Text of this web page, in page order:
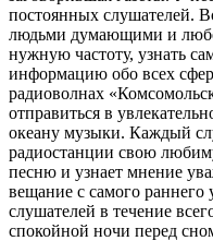
постоянных слушателей.
людьми думающими и
нужную частоту, узнать
информацию обо всех
радиоволнах
отправиться в
океану музыки. Каждый
радиостанции свою
песню и узнает мнение
вещание с самого раннего
слушателей в течение
спокойной ночи перед